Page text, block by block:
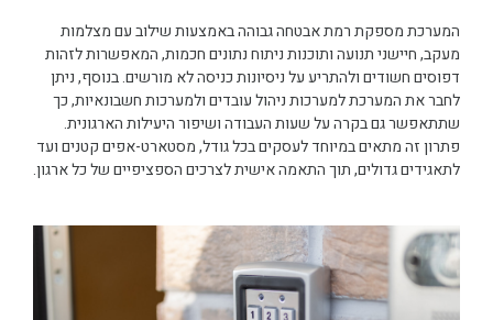
המערכת מספקת רמת אבטחה גבוהה באמצעות שילוב עם מצלמות
מעקב, חיישני תנועה ותוכנות ניתוח נתונים חכמות, המאפשרות לזהות
דפוסים חשודים ולהתריע על ניסיונות כניסה לא מורשים. בנוסף, ניתן
לחבר את המערכת למערכות ניהול עובדים ולמערכות חשבונאיות, כך
שתתאפשר גם בקרה על שעות העבודה ושיפור היעילות הארגונית.
פתרון זה מתאים במיוחד לעסקים בכל גודל, מסטארט-אפים קטנים ועד
לתאגידים גדולים, תוך התאמה אישית לצרכים הספציפיים של כל ארגון.